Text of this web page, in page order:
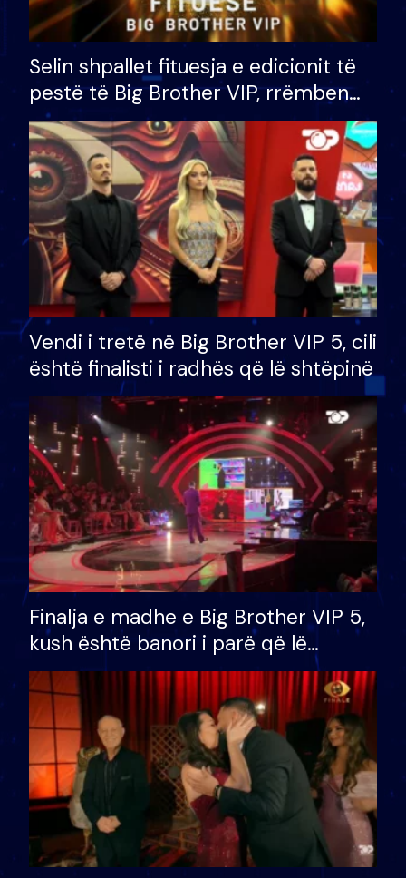
Selin shpallet fituesja e edicionit të
pestë të Big Brother VIP, rrëmben
çmimin e madh prej 100 mijë eurosh
Vendi i tretë në Big Brother VIP 5, cili
është finalisti i radhës që lë shtëpinë
Finalja e madhe e Big Brother VIP 5,
kush është banori i parë që lë
shtëpinë dhe humb mundësinë për
të fituar çmimin e madh